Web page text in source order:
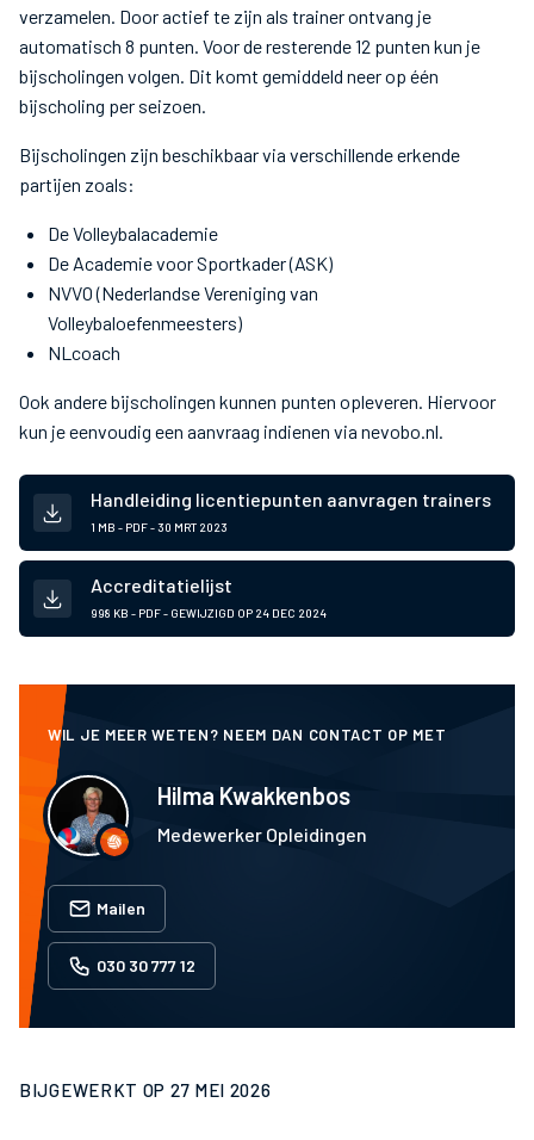
verzamelen. Door actief te zijn als trainer ontvang je
automatisch 8 punten. Voor de resterende 12 punten kun je
bijscholingen volgen. Dit komt gemiddeld neer op één
bijscholing per seizoen.
Bijscholingen zijn beschikbaar via verschillende erkende
partijen zoals:
De Volleybalacademie
De Academie voor Sportkader (ASK)
NVVO (Nederlandse Vereniging van
Volleybaloefenmeesters)
NLcoach
Ook andere bijscholingen kunnen punten opleveren. Hiervoor
kun je eenvoudig een aanvraag indienen via nevobo.nl.
Handleiding licentiepunten aanvragen trainers
1 MB - PDF -30 MRT 2023
Accreditatielijst
998 KB - PDF - GEWIJZIGD OP 24 DEC 2024
WIL JE MEER WETEN? NEEM DAN CONTACT OP MET
Hilma Kwakkenbos
Medewerker Opleidingen
Mailen
030 30 777 12
BIJGEWERKT OP 27 MEI 2026